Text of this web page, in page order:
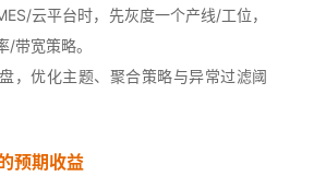
云平台时，先灰度一个产线/工位，
/带宽策略。
，优化主题、聚合策略与异常过滤阈
预期收益